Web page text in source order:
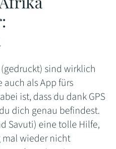
sind wirklich
auch als App fürs
ist, dass du dank GPS
dich genau befindest.
Savuti) eine tolle Hilfe,
wieder nicht